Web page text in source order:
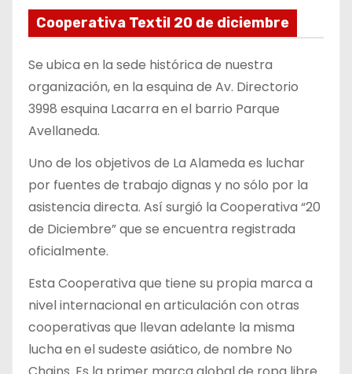
Cooperativa Textil 20 de diciembre
Se ubica en la sede histórica de nuestra
organización, en la esquina de Av. Directorio
3998 esquina Lacarra en el barrio Parque
Avellaneda.
Uno de los objetivos de La Alameda es luchar
por fuentes de trabajo dignas y no sólo por la
asistencia directa. Así surgió la Cooperativa “20
de Diciembre” que se encuentra registrada
oficialmente.
Esta Cooperativa que tiene su propia marca a
nivel internacional en articulación con otras
cooperativas que llevan adelante la misma
lucha en el sudeste asiático, de nombre No